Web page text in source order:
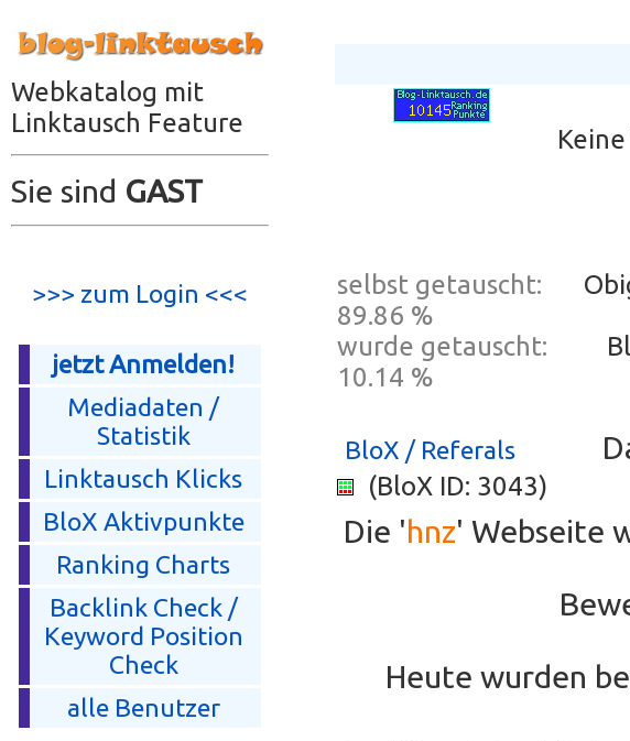
Webkatalog mit
Linktausch Feature
Sie sind GAST
>>> zum Login <<<
jetzt Anmelden!
Mediadaten /
Statistik
Linktausch Klicks
BloX Aktivpunkte
Ranking Charts
Backlink Check /
Keyword Position
Check
alle Benutzer
selbst getauscht:
89.86 %
wurde getauscht:
10.14 %
BloX / Referals
(BloX ID: 3043)
Die 'hnz' Webseite
Heute wurden